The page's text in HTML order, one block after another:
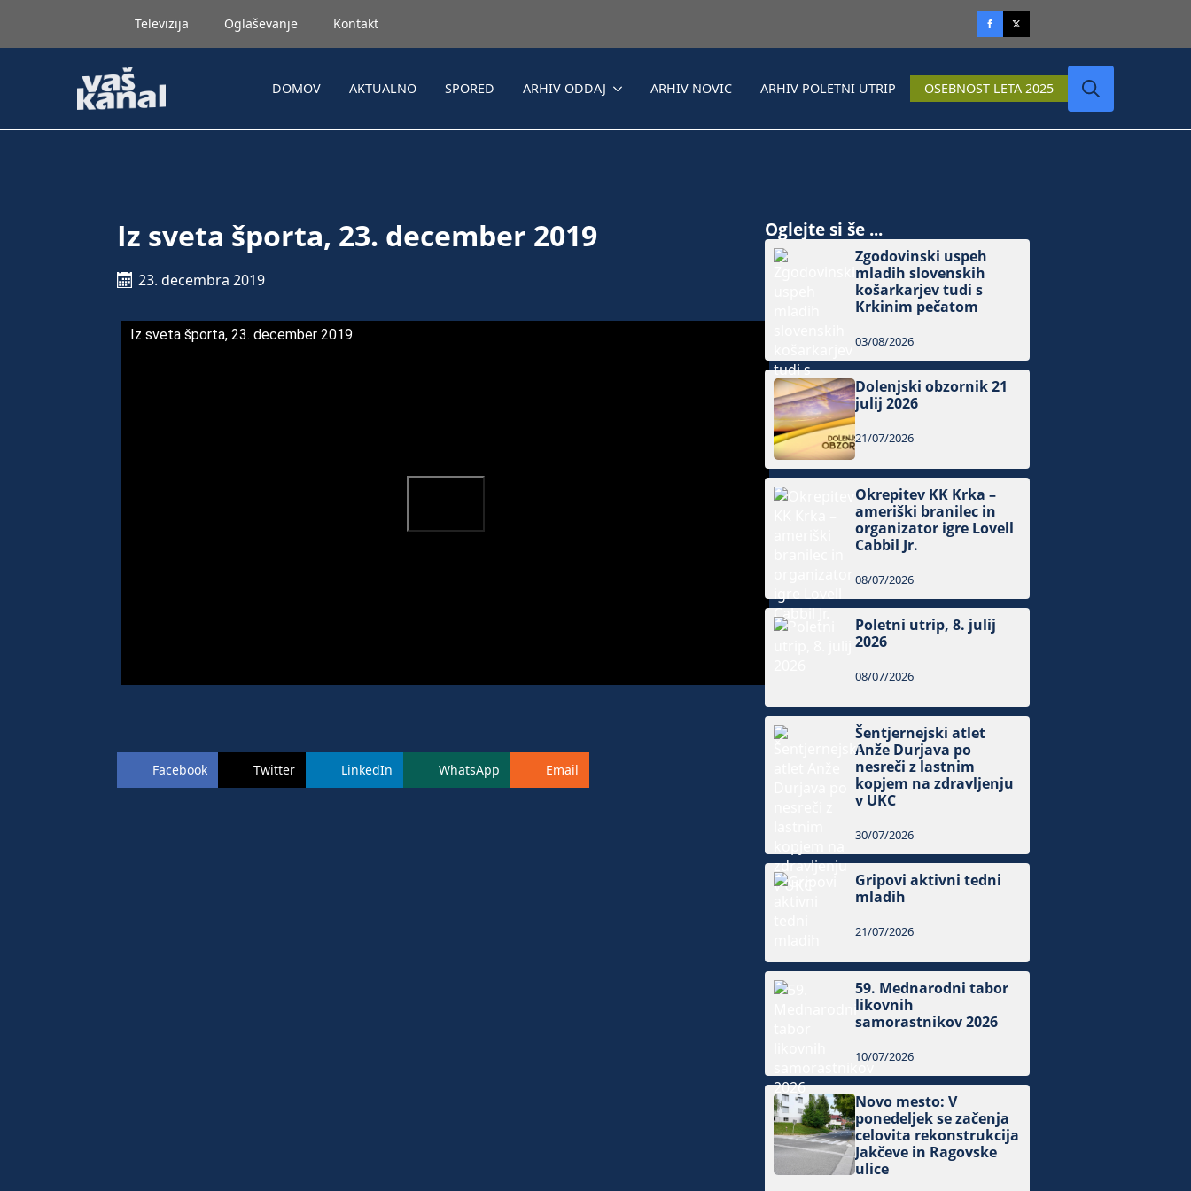
Televizija Oglaševanje Kontakt
DOMOV AKTUALNO SPORED ARHIV ODDAJ ARHIV NOVIC ARHIV POLETNI UTRIP OSEBNOST LETA 2025
Iz sveta športa, 23. december 2019
23. decembra 2019
Iz sveta športa, 23. december 2019
Facebook Twitter LinkedIn WhatsApp Email
Oglejte si še ...
Zgodovinski uspeh
mladih slovenskih
košarkarjev tudi s
Krkinim pečatom
03/08/2026
Dolenjski obzornik 21
julij 2026
21/07/2026
Okrepitev KK Krka –
ameriški branilec in
organizator igre Lovell
Cabbil Jr.
08/07/2026
Poletni utrip, 8. julij
2026
08/07/2026
Šentjernejski atlet
Anže Durjava po
nesreči z lastnim
kopjem na zdravljenju
v UKC
30/07/2026
Gripovi aktivni tedni
mladih
21/07/2026
59. Mednarodni tabor
likovnih
samorastnikov 2026
10/07/2026
Novo mesto: V
ponedeljek se začenja
celovita rekonstrukcija
Jakčeve in Ragovske
ulice